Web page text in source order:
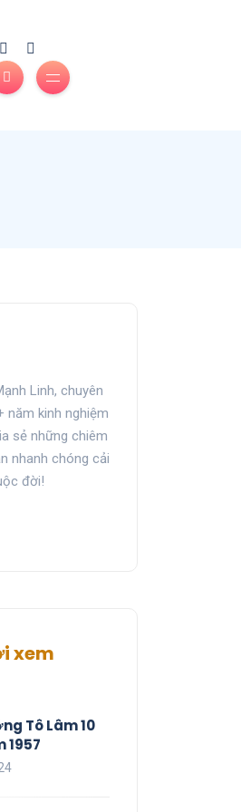
Linh, chuyên
năm kinh nghiệm
sẻ những chiêm
nhanh chóng cải
đời!
xem
Tô Lâm 10
1957